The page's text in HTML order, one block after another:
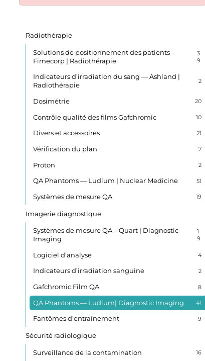
Radiothérapie
Solutions de positionnement des patients –
Fimecorp | Radiothérapie
3
9
Indicateurs d’irradiation du sang — Ashland |
Radiothérapie
2
Dosimétrie 20
Contrôle qualité des films Gafchromic 10
Divers et accessoires 21
Vérification du plan 7
Proton 2
QA Phantoms — Ludlum | Nuclear Medicine 51
Systèmes de mesure QA 19
Imagerie diagnostique
Systèmes de mesure QA – Quart | Diagnostic
Imaging
1
9
Logiciel d’analyse 4
Indicateurs d’irradiation sanguine 2
Gafchromic Film QA 8
QA Phantoms — Ludlum| Diagnostic Imaging 41
Fantômes d’entraînement 9
Sécurité radiologique
Surveillance de la contamination 16